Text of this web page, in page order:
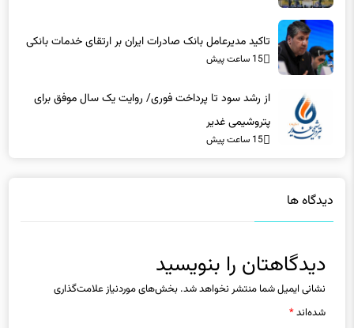
تاکید مدیرعامل بانک صادرات ایران بر ارتقای خدمات بانکی​
15 ساعت پیش
از رشد سود تا پرداخت فوری/ روایت یک سال موفق برای
پتروشیمی غدیر
15 ساعت پیش
دیدگاه ها
دیدگاهتان را بنویسید
نشانی ایمیل شما منتشر نخواهد شد. بخش‌های موردنیاز علامت‌گذاری
شده‌اند*